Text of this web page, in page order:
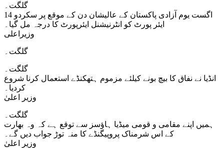
گلگت۔
14 اگست یوم آزادی پاکستان کے عالیشان دن کے موقع پر سکردو
ایئر پورٹ کو انٹرنیشنل ایئرپورٹ کا درجہ مل گیا۔
وزیراعلی
گلگت۔
گلگت۔
انڈیا نے نفاق کا بیچ بونے کیلئے مزموم ہتھکنڈے استعمال کرنا شروع
کردیا۔
وزیر اعلیٰ
گلگت۔
ہمیں اپنے مقامی و قومی میڈیا ہاؤسز سے توقع ہے کہ وہ بھارت
کے اس شرمناک پروپیگنڈے کا منہ توڑ جواب دیں گے۔
وزیر اعلیٰ